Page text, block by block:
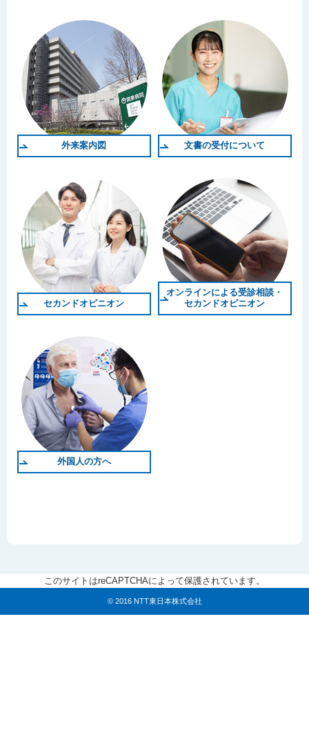
外来案内図 文書の受付について
セカンドオピニオン
オンラインによる受診相談・
セカンドオピニオン
外国人の方へ
このサイトはreCAPTCHAによって保護されています。
© 2016 NTT東日本株式会社